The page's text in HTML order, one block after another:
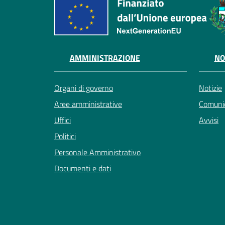
AMMINISTRAZIONE
Organi di governo
Aree amministrative
Uffici
Politici
Personale Amministrativo
Documenti e dati
Notizie
Avvisi